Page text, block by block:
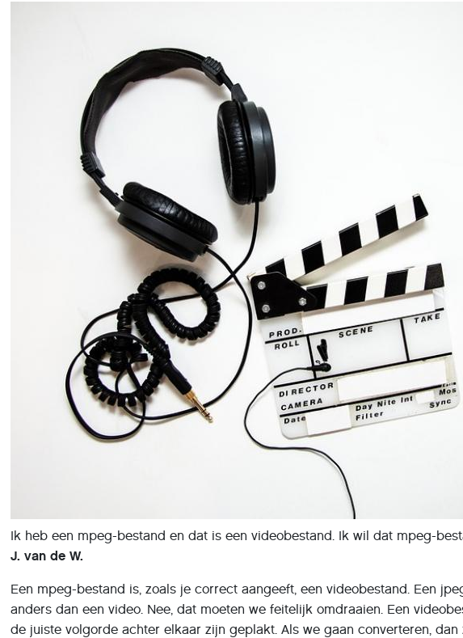
Ik heb een mpeg-bestand en dat is een videobestand. Ik wil dat mpeg-
J. van de W.
Een mpeg-bestand is, zoals je correct aangeeft, een videobestand. Een
anders dan een video. Nee, dat moeten we feitelijk omdraaien. Een
de juiste volgorde achter elkaar zijn geplakt. Als we gaan converteren,